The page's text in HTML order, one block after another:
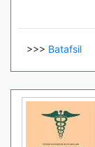
>>> Batafsil